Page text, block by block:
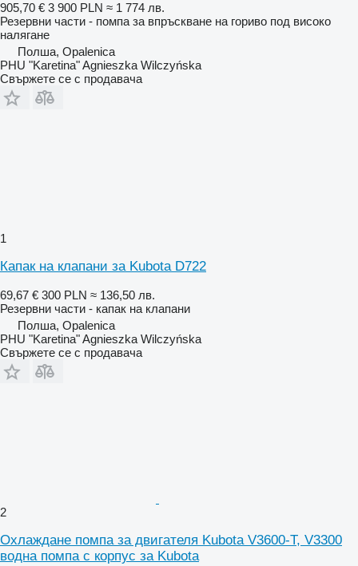
905,70 € 3 900 PLN ≈ 1 774 лв.
Резервни части - помпа за впръскване на гориво под високо
налягане
Полша, Opalenica
PHU "Karetina" Agnieszka Wilczyńska
Свържете се с продавача
1
Капак на клапани за Kubota D722
69,67 € 300 PLN ≈ 136,50 лв.
Резервни части - капак на клапани
Полша, Opalenica
PHU "Karetina" Agnieszka Wilczyńska
Свържете се с продавача
2
Охлаждане помпа за двигателя Kubota V3600-T, V3300
водна помпа с корпус за Kubota